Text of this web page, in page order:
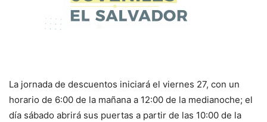
La jornada de descuentos iniciará el viernes 27, con un
horario de 6:00 de la mañana a 12:00 de la medianoche; el
día sábado abrirá sus puertas a partir de las 10:00 de la